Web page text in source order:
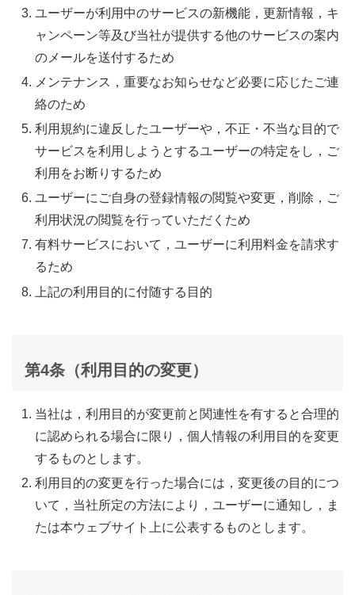
ユーザーが利用中のサービスの新機能，更新情報，キ
ャンペーン等及び当社が提供する他のサービスの案内
のメールを送付するため
メンテナンス，重要なお知らせなど必要に応じたご連
絡のため
利用規約に違反したユーザーや，不正・不当な目的で
サービスを利用しようとするユーザーの特定をし，ご
利用をお断りするため
ユーザーにご自身の登録情報の閲覧や変更，削除，ご
利用状況の閲覧を行っていただくため
有料サービスにおいて，ユーザーに利用料金を請求す
るため
上記の利用目的に付随する目的
第4条（利用目的の変更）
当社は，利用目的が変更前と関連性を有すると合理的
に認められる場合に限り，個人情報の利用目的を変更
するものとします。
利用目的の変更を行った場合には，変更後の目的につ
いて，当社所定の方法により，ユーザーに通知し，ま
たは本ウェブサイト上に公表するものとします。